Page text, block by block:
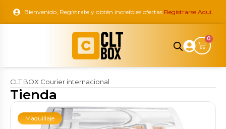
Bienvenido, Regístrate y obtén increíbles ofertas.Registrarse Aquí.
0
CLT BOX Courier internacional
Tienda
Maquillaje